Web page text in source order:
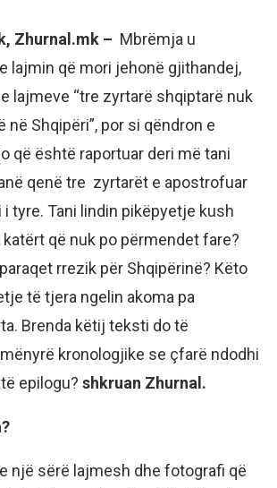
Zhurnal.mk – Mbrëmja u
lajmin që mori jehonë gjithandej,
lajmeve “tre zyrtarë shqiptarë nuk
në Shqipëri”, por si qëndron e
që është raportuar deri më tani
qenë tre zyrtarët e apostrofuar
tyre. Tani lindin pikëpyetje kush
që nuk po përmendet fare?
rrezik për Shqipërinë? Këto
të tjera ngelin akoma pa
Brenda këtij teksti do të
kronologjike se çfarë ndodhi
epilogu? shkruan Zhurnal.
një sërë lajmesh dhe fotografi që